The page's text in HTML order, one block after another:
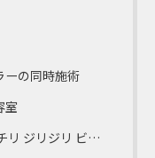
ーの同時施術
室
ジリ ビビり直し専門